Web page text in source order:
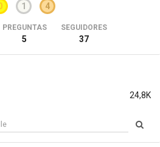
1 4
PREGUNTAS
5
SEGUIDORES
37
24,8K